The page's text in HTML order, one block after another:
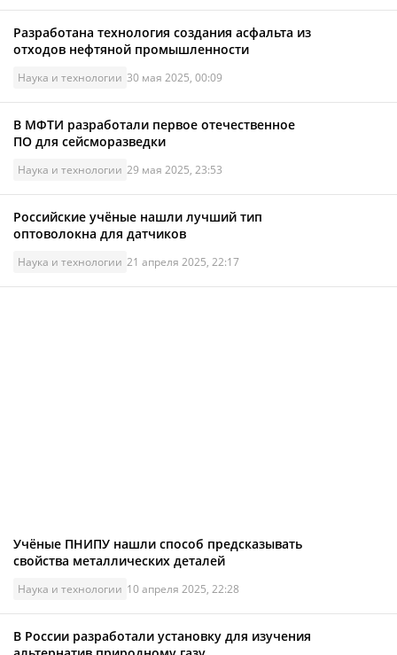
Разработана технология создания асфальта из
отходов нефтяной промышленности
Наука и технологии 30 мая 2025, 00:09
В МФТИ разработали первое отечественное
ПО для сейсморазведки
Наука и технологии 29 мая 2025, 23:53
Российские учёные нашли лучший тип
оптоволокна для датчиков
Наука и технологии 21 апреля 2025, 22:17
Учёные ПНИПУ нашли способ предсказывать
свойства металлических деталей
Наука и технологии 10 апреля 2025, 22:28
В России разработали установку для изучения